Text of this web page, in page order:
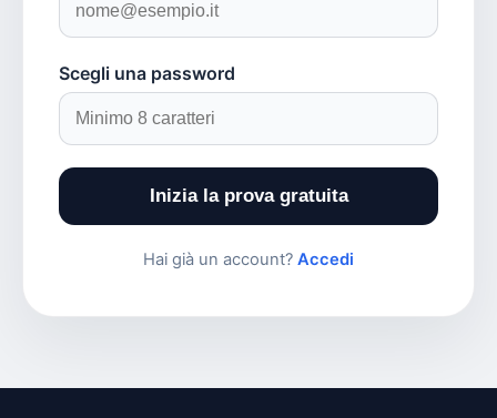
Scegli una password
Inizia la prova gratuita
Hai già un account? Accedi